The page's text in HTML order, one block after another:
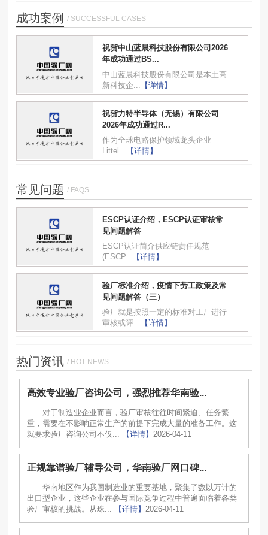
成功案例 / SUCCESSFUL CASES
祝贺中山蓝晨科技股份有限公司2026
年成功通过BS...
中山蓝晨科技股份有限公司是本土高
新科技企...
【详情】
祝贺力特半导体（无锡）有限公司
2026年成功通过R...
作为全球电路保护领域龙头企业
Littel... 【详情】
常见问题 / FAQS
ESCP认证介绍，ESCP认证审核常
见问题解答
ESCP认证简介供应链责任规范
(ESCP... 【详情】
验厂标准介绍，疫情下劳工政策及常
见问题解答（三）
验厂就是按照一定的标准对工厂进行
审核或评... 【详情】
热门资讯 / HOT NEWS
高效专业验厂咨询公司，强烈推荐华南验...
对于制造业企业而言，验厂审核往往时间紧迫、任务繁
重，需要在不影响正常生产的前提下完成大量的准备工作。这
就要求验厂咨询公司不仅...
【详情】 2026-04-11
正规靠谱验厂辅导公司，华南验厂网口碑...
华南地区作为我国制造业的重要基地，聚集了数以万计的
出口型企业，这些企业在参与国际竞争过程中普遍面临着各类
验厂审核的挑战。从珠...
【详情】 2026-04-11